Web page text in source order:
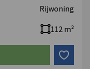
Rijwoning
112 m²